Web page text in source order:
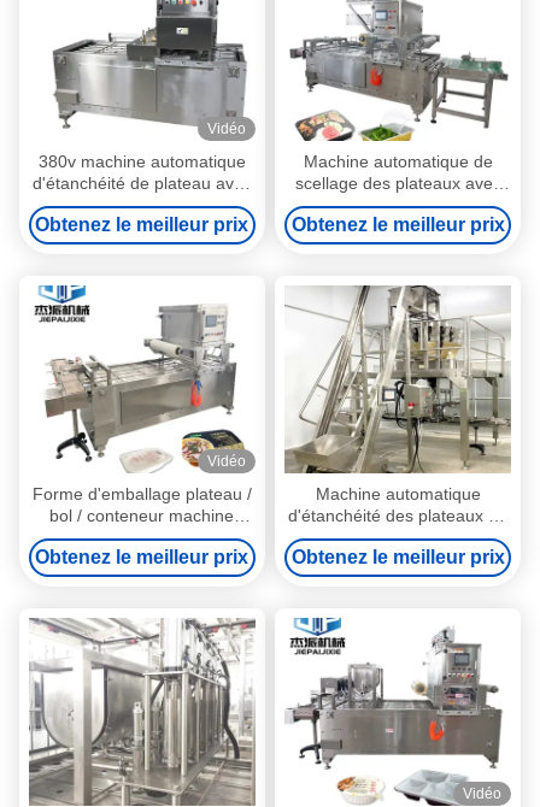
Vidéo
380v machine automatique
d'étanchéité de plateau avec
zone d'étanchéité
personnalisée
Obtenez le meilleur prix
Machine automatique de
scellage des plateaux avec
scellage par film pour les
aliments et les aliments pour
animaux de compagnie
Obtenez le meilleur prix
Vidéo
Forme d'emballage plateau /
bol / conteneur machine
automatique d'étanchéité de
plateau en acier inoxydable
Obtenez le meilleur prix
Machine automatique
d'étanchéité des plateaux en
argent 10-20 plateaux/min
Personnalisé
Obtenez le meilleur prix
Vidéo